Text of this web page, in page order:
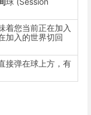
着您当前正在加入
加入的世界切回
接弹在球上方，有